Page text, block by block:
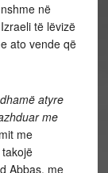
në
të lëvizë
ato vende që
atyre
me
me
Abbas, me